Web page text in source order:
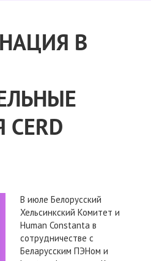
В
В июле Белорусский
Хельсинкский Комитет и
Human Constanta в
сотрудничестве с
Беларусским ПЭНом и